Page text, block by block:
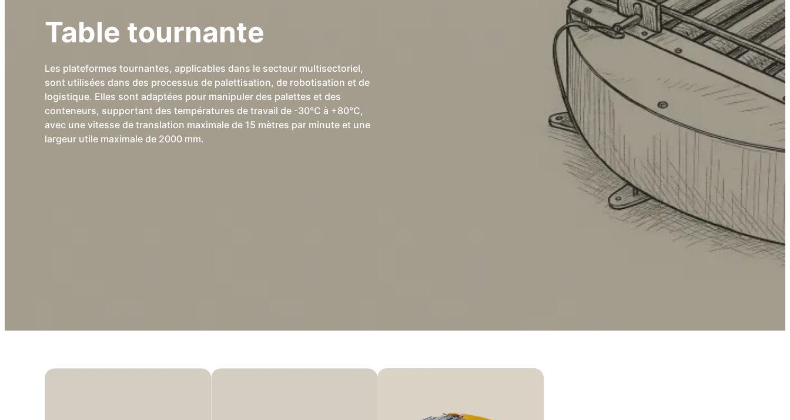
Table tournante
Les plateformes tournantes, applicables dans le secteur multisectoriel,
sont utilisées dans des processus de palettisation, de robotisation et de
logistique. Elles sont adaptées pour manipuler des palettes et des
conteneurs, supportant des températures de travail de -30°C à +80°C,
avec une vitesse de translation maximale de 15 mètres par minute et une
largeur utile maximale de 2000 mm.